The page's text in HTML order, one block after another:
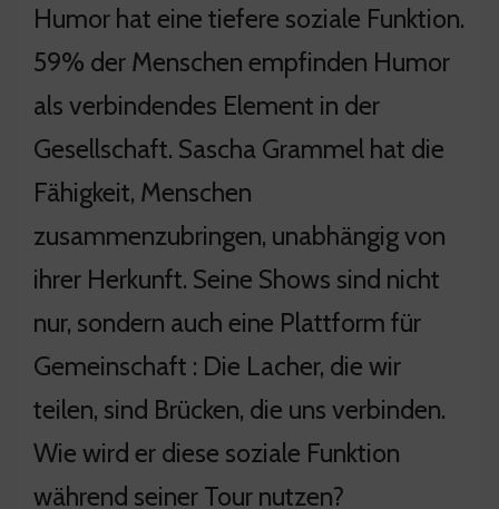
Humor hat eine tiefere soziale Funktion.
59% der Menschen empfinden Humor
als verbindendes Element in der
Gesellschaft. Sascha Grammel hat die
Fähigkeit, Menschen
zusammenzubringen, unabhängig von
ihrer Herkunft. Seine Shows sind nicht
nur, sondern auch eine Plattform für
Gemeinschaft : Die Lacher, die wir
teilen, sind Brücken, die uns verbinden.
Wie wird er diese soziale Funktion
während seiner Tour nutzen?